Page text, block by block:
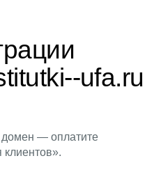
ufa.ru
домен — оплатите